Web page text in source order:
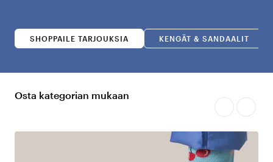
SHOPPAILE TARJOUKSIA KENGÄT & SANDAALIT
Osta kategorian mukaan